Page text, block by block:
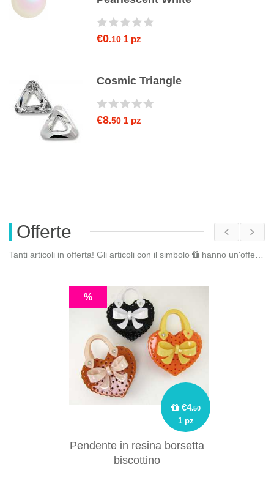
€0.10 1 pz
Cosmic Triangle
€8.50 1 pz
Offerte
Tanti articoli in offerta! Gli articoli con il simbolo hanno un'offerta riservata. Fai il
€4.50
1 pz
%
Pendente in resina borsetta
biscottino